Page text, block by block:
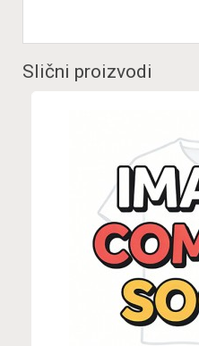
Slični proizvodi